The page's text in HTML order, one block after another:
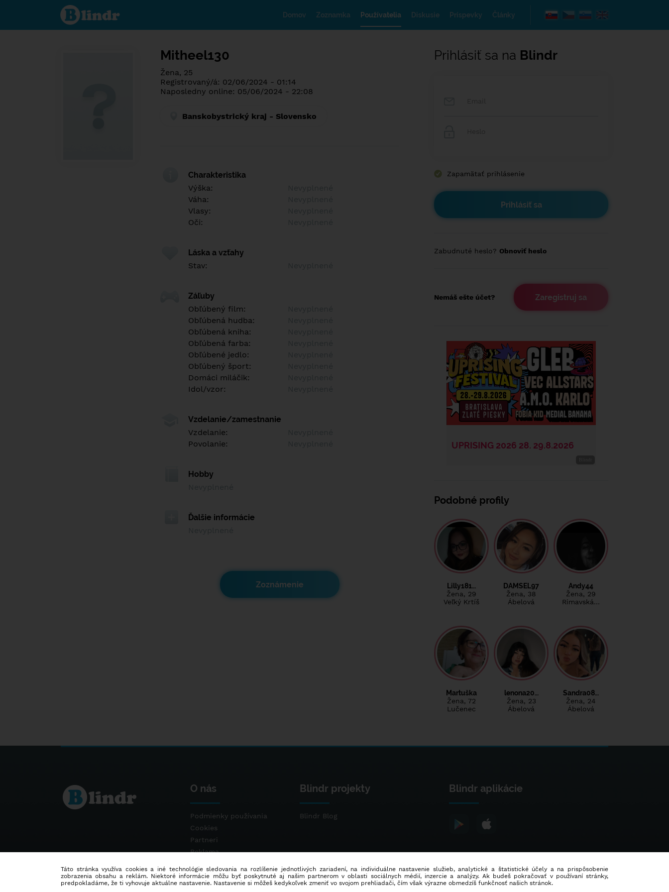
Spoznaj čo je
pod maskou.
Zoznamovacia
Domov Zoznamka Používatelia Diskusie Príspevky Články
Mitheel130
Žena, 25
Registrovaný/á: 02/06/2024 - 01:14
Naposledny online: 05/06/2024 - 22:08
Banskobystrický kraj - Slovensko
Charakteristika
Výška:
Váha:
Vlasy:
Oči:
Láska a vzťahy
Stav:
Záľuby
Obľúbený film:
Obľúbená hudba:
Obľúbená kniha:
Obľúbená farba:
Obľúbené jedlo:
Obľúbený šport:
Domáci miláčik:
Idol/vzor:
Vzdelanie/zamestnanie
Vzdelanie:
Povolanie:
Hobby
Ďalšie informácie
Zoznámenie
Prihlásiť sa na Blindr
Zapamätať prihlásenie
Zabudnuté heslo? Obnoviť heslo
Nemáš ešte účet? Zaregistruj sa
Podobné profily
Lilly181…
Žena, 29
Veľký Krtíš
DAMSEL97
Žena, 38
Ábelová
Andy44
Žena, 29
Rimavská…
Martuška
Žena, 72
Lučenec
lenona20…
Žena, 23
Ábelová
Sandra08…
Žena, 24
Ábelová
O nás
Podmienky používania
Cookies
Partneri
Reklama
Blindr projekty
Blindr Blog
Blindr aplikácie
Táto stránka využíva cookies a iné technológie sledovania na rozlíšenie jednotlivých zariadení, na individuálne nastavenie služieb, analytické a štatistické účely a na prispôsobenie
zobrazenia obsahu a reklám. Niektoré informácie môžu byť poskytnuté aj našim partnerom v oblasti sociálnych médií, inzercie a analýzy. Ak budeš pokračovať v používaní stránky,
predpokladáme, že ti vyhovuje aktuálne nastavenie. Nastavenie si môžeš kedykoľvek zmeniť vo svojom prehliadači, čím však výrazne obmedzíš funkčnosť našich stránok.